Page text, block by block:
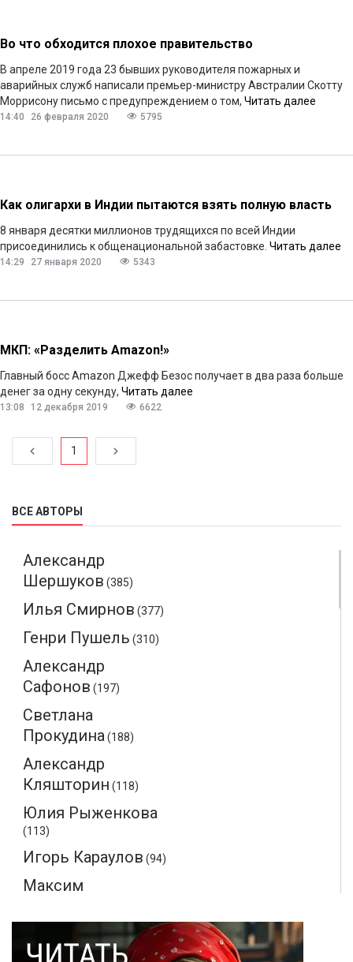
Во что обходится плохое правительство
В апреле 2019 года 23 бывших руководителя пожарных и
аварийных служб написали премьер-министру Австралии Скотту
Моррисону письмо с предупреждением о том, Читать далее
14:40 26 февраля 2020 5795
Как олигархи в Индии пытаются взять полную власть
8 января десятки миллионов трудящихся по всей Индии
присоединились к общенациональной забастовке. Читать далее
14:29 27 января 2020 5343
МКП: «Разделить Amazon!»
Главный босс Amazon Джефф Безос получает в два раза больше
денег за одну секунду, Читать далее
13:08 12 декабря 2019 6622
1
ВСЕ АВТОРЫ
Александр
Шершуков (385)
Илья Смирнов (377)
Генри Пушель (310)
Александр
Сафонов (197)
Светлана
Прокудина (188)
Александр
Кляшторин (118)
Юлия Рыженкова
(113)
Игорь Караулов (94)
Максим
Монте-Кристо(40)